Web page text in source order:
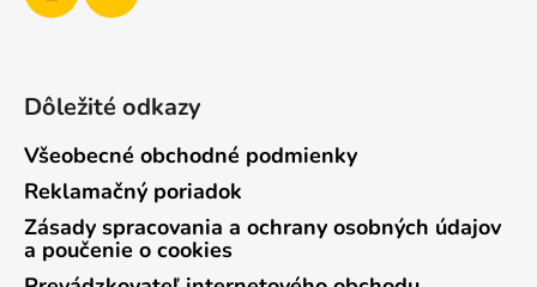
Dôležité odkazy
Všeobecné obchodné podmienky
Reklamačný poriadok
Zásady spracovania a ochrany osobných údajov
a poučenie o cookies